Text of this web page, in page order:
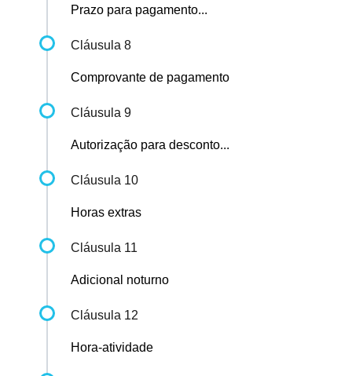
Prazo para pagamento...
Cláusula 8
Comprovante de pagamento
Cláusula 9
Autorização para desconto...
Cláusula 10
Horas extras
Cláusula 11
Adicional noturno
Cláusula 12
Hora-atividade